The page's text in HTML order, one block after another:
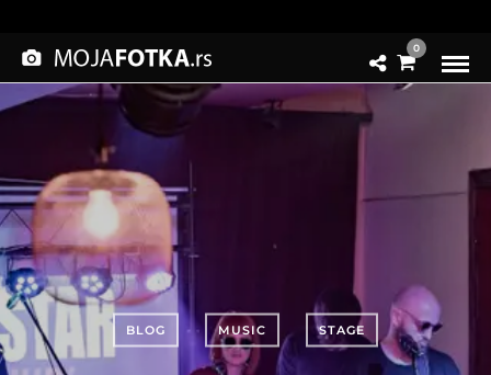
0
BLOG MUSIC STAGE